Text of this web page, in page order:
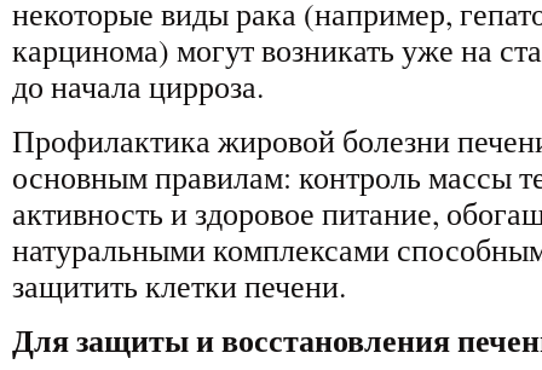
некоторые виды рака (например,
карцинома) могут возникать уже на
до начала цирроза.
Профилактика жировой болезни
основным правилам: контроль массы
активность и здоровое питание,
натуральными комплексами
защитить клетки печени.
Для защиты и восстановления